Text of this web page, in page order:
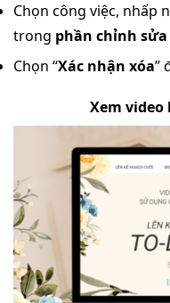
Chọn công việc, nhấp
trong phần chỉnh sửa
Chọn “Xác nhận xóa”
Xem